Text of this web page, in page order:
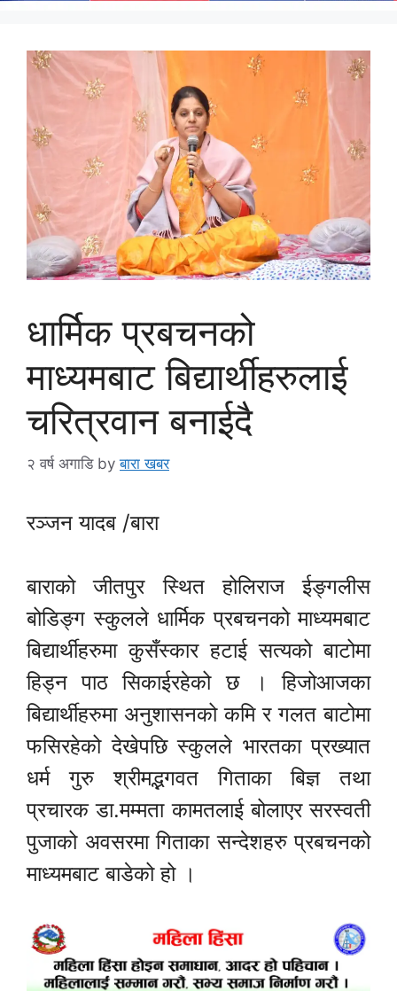
धार्मिक प्रबचनको
माध्यमबाट बिद्यार्थीहरुलाई
चरित्रवान बनाईदै
२ वर्ष अगाडि byबारा खबर
रञ्जन यादब /बारा
बाराको जीतपुर स्थित होलिराज ईङ्गलीस
बोडिङ्ग स्कुलले धार्मिक प्रबचनको माध्यमबाट
बिद्यार्थीहरुमा कुसँस्कार हटाई सत्यको बाटोमा
हिड्न पाठ सिकाईरहेको छ । हिजोआजका
बिद्यार्थीहरुमा अनुशासनको कमि र गलत बाटोमा
फसिरहेको देखेपछि स्कुलले भारतका प्रख्यात
धर्म गुरु श्रीमद्भगवत गिताका बिज्ञ तथा
प्रचारक डा.मम्मता कामतलाई बोलाएर सरस्वती
पुजाको अवसरमा गिताका सन्देशहरु प्रबचनको
माध्यमबाट बाडेको हो ।